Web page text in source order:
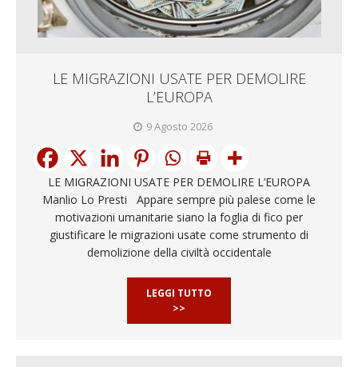
LE MIGRAZIONI USATE PER DEMOLIRE
L’EUROPA
9 Agosto 2026
LE MIGRAZIONI USATE PER DEMOLIRE L’EUROPA
Manlio Lo Presti Appare sempre più palese come le
motivazioni umanitarie siano la foglia di fico per
giustificare le migrazioni usate come strumento di
demolizione della civiltà occidentale
LEGGI TUTTO
>>